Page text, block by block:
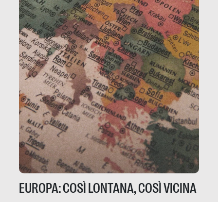
EUROPA: COSÌ LONTANA, COSÌ VICINA